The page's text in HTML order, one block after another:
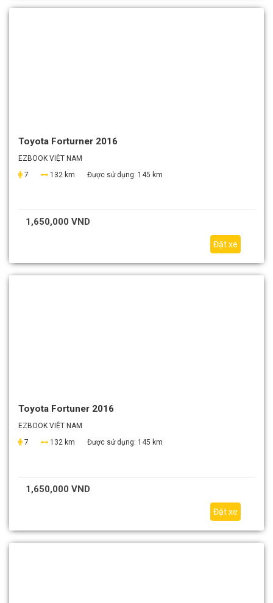
Toyota Forturner 2016
EZBOOK VIỆT NAM
7
132 km Được sử dụng: 145 km
1,650,000 VND
Đặt xe
Toyota Fortuner 2016
EZBOOK VIỆT NAM
7
132 km Được sử dụng: 145 km
1,650,000 VND
Đặt xe